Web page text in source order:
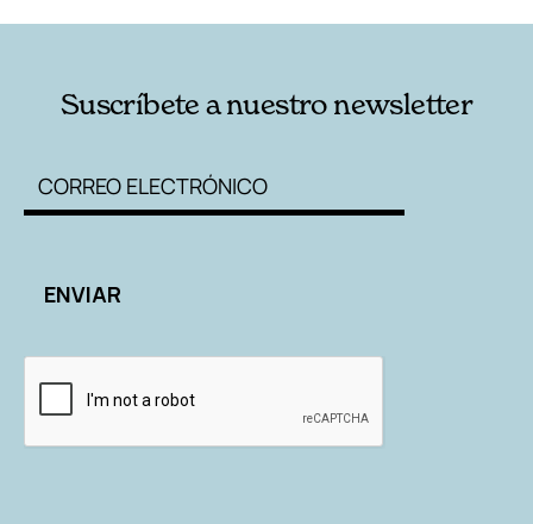
Suscríbete a nuestro newsletter